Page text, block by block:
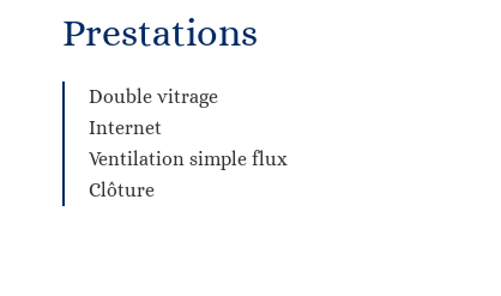
Prestations
Double vitrage
Internet
Ventilation simple flux
Clôture